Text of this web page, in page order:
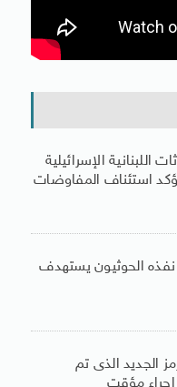
اللبنانية الإسرائيلية
استئناف المفاوضات
الحوثيون يستهدف
الجديد الذى تم